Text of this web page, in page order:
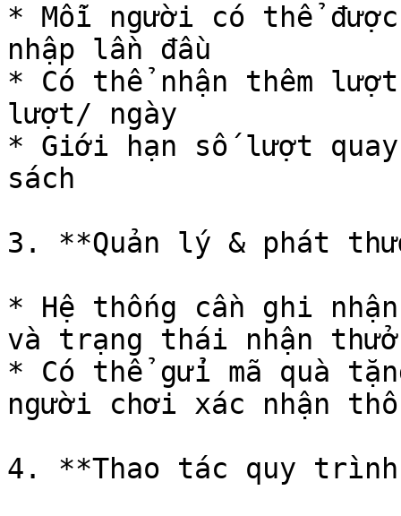
* Mỗi người có thể
nhập lần đầu
* Có thể nhận thêm
lượt/ ngày
* Giới hạn số lượt quay
sách
3. **Quản lý & phát
* Hệ thống cần ghi
và trạng thái nhận
* Có thể gửi mã quà
người chơi xác nhận
4. **Thao tác quy